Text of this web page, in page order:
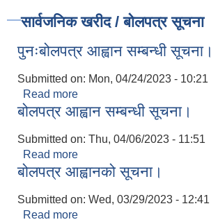
सार्वजनिक खरीद / बोलपत्र सूचना
पुनःबोलपत्र आह्वान सम्बन्धी सूचना।
Submitted on: Mon, 04/24/2023 - 10:21
Read more
बोलपत्र आह्वान सम्बन्धी सूचना।
Submitted on: Thu, 04/06/2023 - 11:51
Read more
बोलपत्र आह्वानको सूचना।
Submitted on: Wed, 03/29/2023 - 12:41
Read more